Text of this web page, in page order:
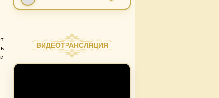
ВИДЕОТРАНСЛЯЦИЯ